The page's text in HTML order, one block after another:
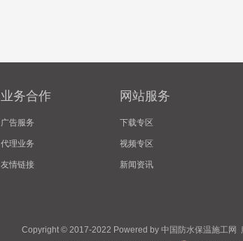
业务合作
广告服务
代理业务
友情链接
网站服务
下载专区
视频专区
新闻资讯
Copyright © 2017-2022 Powered by 中国防水保温施工网